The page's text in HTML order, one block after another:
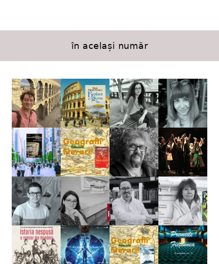
în același număr